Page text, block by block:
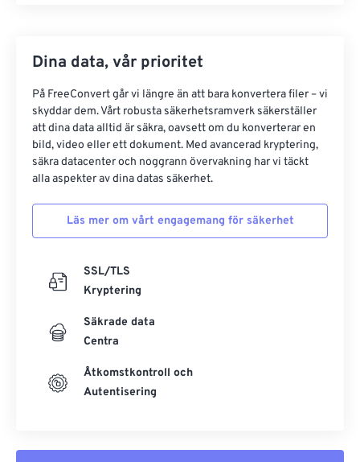
Dina data, vår prioritet
På FreeConvert går vi längre än att bara konvertera filer – vi
skyddar dem. Vårt robusta säkerhetsramverk säkerställer
att dina data alltid är säkra, oavsett om du konverterar en
bild, video eller ett dokument. Med avancerad kryptering,
säkra datacenter och noggrann övervakning har vi täckt
alla aspekter av dina datas säkerhet.
Läs mer om vårt engagemang för säkerhet
SSL/TLS
Kryptering
Säkrade data
Centra
Åtkomstkontroll och
Autentisering